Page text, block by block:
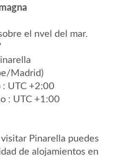
el nvel del mar.
Madrid)
: UTC +2:00
: UTC +1:00
Pinarella puedes
de alojamientos en